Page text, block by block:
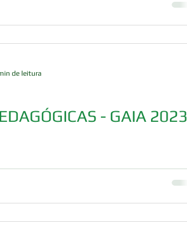
- GAIA 2023
de leitura